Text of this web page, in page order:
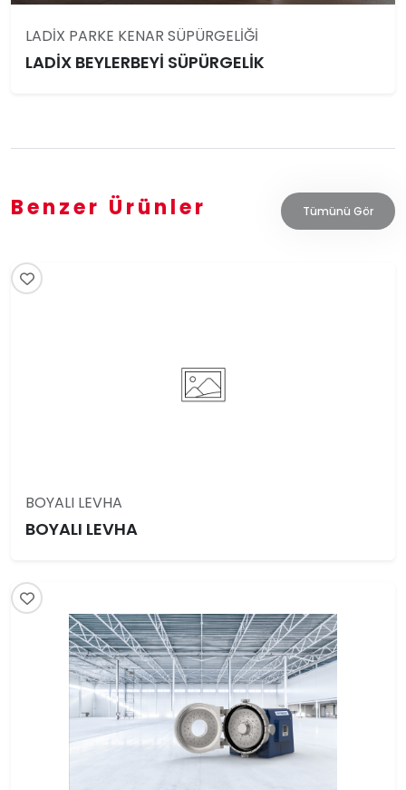
LADİX PARKE KENAR SÜPÜRGELİĞİ
LADİX BEYLERBEYİ SÜPÜRGELİK
Benzer Ürünler Tümünü Gör
BOYALI LEVHA
BOYALI LEVHA